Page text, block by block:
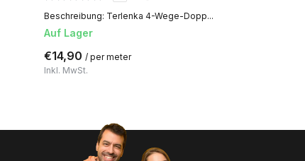
Beschreibung: Terlenka 4-Wege-Dopp...
Auf Lager
€14,90 / per meter
Inkl. MwSt.